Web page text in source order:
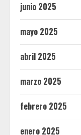
junio 2025
mayo 2025
abril 2025
marzo 2025
febrero 2025
enero 2025